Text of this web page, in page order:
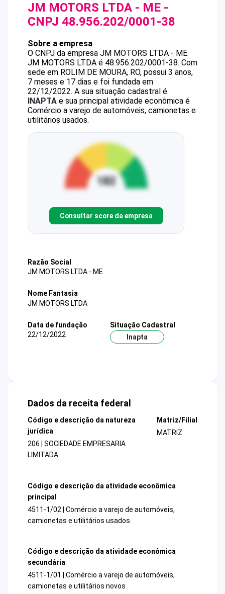
JM MOTORS LTDA - ME -
CNPJ 48.956.202/0001-38
Sobre a empresa
O CNPJ da empresa JM MOTORS LTDA - ME
JM MOTORS LTDA é 48.956.202/0001-38. Com
sede em ROLIM DE MOURA, RO, possui 3 anos,
7 meses e 17 dias e foi fundada em
22/12/2022. A sua situação cadastral é
INAPTA e sua principal atividade econômica é
Comércio a varejo de automóveis, camionetas e
utilitários usados.
Consultar score da empresa
Razão Social
JM MOTORS LTDA - ME
Nome Fantasia
JM MOTORS LTDA
Data de fundação
22/12/2022
Situação Cadastral
Inapta
Dados da receita federal
Código e descrição da natureza
jurídica
206 | SOCIEDADE EMPRESARIA
LIMITADA
Matriz/Filial
MATRIZ
Código e descrição da atividade econômica
principal
4511-1/02 | Comércio a varejo de automóveis,
camionetas e utilitários usados
Código e descrição da atividade econômica
secundária
4511-1/01 | Comércio a varejo de automóveis,
camionetas e utilitários novos